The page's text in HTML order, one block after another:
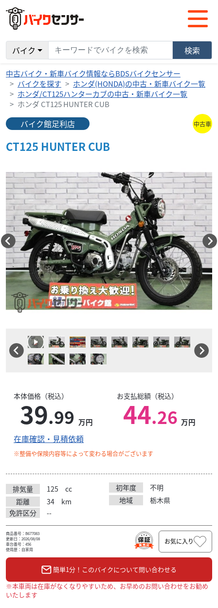
バイク 検索
中古バイク・新車バイク情報ならBDSバイクセンサー
バイクを探す
ホンダ(HONDA)の中古・新車バイク一覧
ホンダ/CT125ハンターカブの中古・新車バイク一覧
ホンダ CT125 HUNTER CUB
バイク館足利店 中古車
CT125 HUNTER CUB
本体価格（税込）
39.99 万円
お支払総額（税込）
44.26 万円
在庫確認・見積依頼
※整備や保険内容等によって変わる場合がございます
排気量 125 cc 初年度
不明
距離
34 km 地域
栃木県
免許区分
--
商品番号：B677083
更新日：2026/08/08
車台番号：456
使用歴：自家用
お気に入り
簡単1分！このバイクについて問い合わせる
※本車両は在庫がなくなりやすいため、お早めのお問い合わせをお勧め
いたします